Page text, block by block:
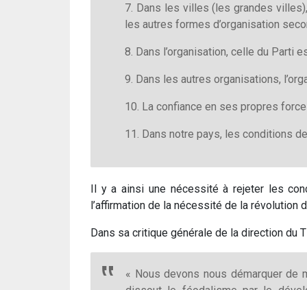
7. Dans les villes (les grandes
les autres formes d’organisation
8. Dans l’organisation, celle du Parti
9. Dans les autres organisations,
10. La confiance en ses propres
11. Dans notre pays, les conditions
Il y a ainsi une nécessité à rejeter les
l’affirmation de la nécessité de la révolution
Dans sa critique générale de la direction du
« Nous devons nous démarquer de